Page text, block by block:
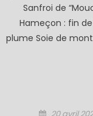
Sanfroi de
Hameçon : fin
plume Soie de
Posted